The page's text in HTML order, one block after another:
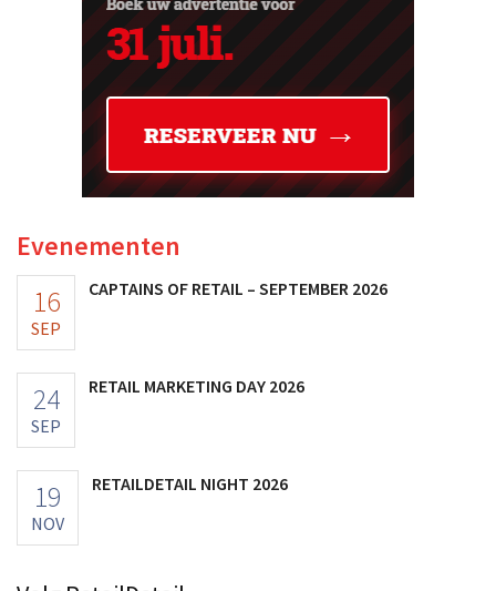
Evenementen
16
SEP
CAPTAINS OF RETAIL – SEPTEMBER 2026
24
SEP
RETAIL MARKETING DAY 2026
19
NOV
RETAILDETAIL NIGHT 2026